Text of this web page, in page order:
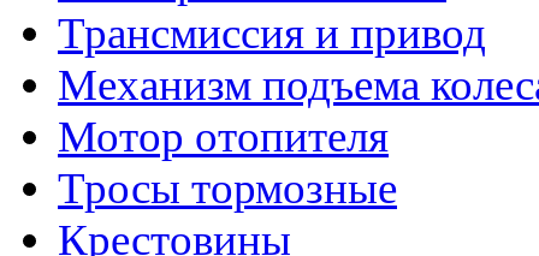
Трансмиссия и привод
Механизм подъема
Мотор отопителя
Тросы тормозные
Крестовины